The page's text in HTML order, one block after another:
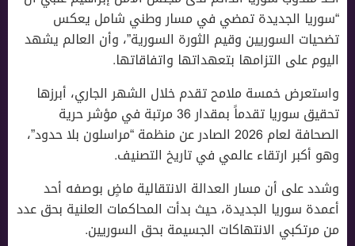
“سوريا الجديدة تمضي في مسار وطني شامل يعكس
تضحيات السوريين وقيم الثورة السورية”، وأن العالم يشهد
اليوم على التزامها بتعهداتها واتفاقاتها.
واستعرض خمسة ملامح تقدم خلال الشهر الجاري، أبرزها
تحقيق سوريا تقدماً بمقدار 36 مرتبة في مؤشر حرية
الصحافة لعام 2026 الصادر عن منظمة “مراسلون بلا حدود”،
وهو أكبر ارتقاء عالمي في تاريخ التصنيف.
وشدد على أن مسار العدالة الانتقالية ماضٍ بوصفه أحد
أعمدة سوريا الجديدة، حيث بدأت المحاكمات العلنية بحق عدد
من مرتكبي الانتهاكات الجسيمة بحق السوريين.